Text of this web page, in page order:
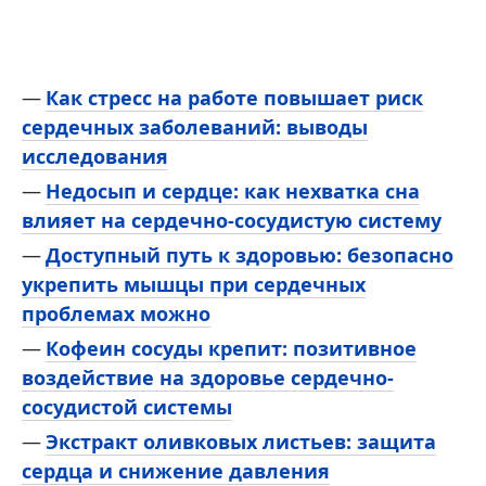
Как стресс на работе повышает риск
сердечных заболеваний: выводы
исследования
Недосып и сердце: как нехватка сна
влияет на сердечно-сосудистую систему
Доступный путь к здоровью: безопасно
укрепить мышцы при сердечных
проблемах можно
Кофеин сосуды крепит: позитивное
воздействие на здоровье сердечно-
сосудистой системы
Экстракт оливковых листьев: защита
сердца и снижение давления